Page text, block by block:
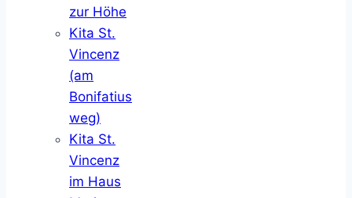
zur Höhe
Kita St.
Vincenz
(am
Bonifatius
weg)
Kita St.
Vincenz
im Haus